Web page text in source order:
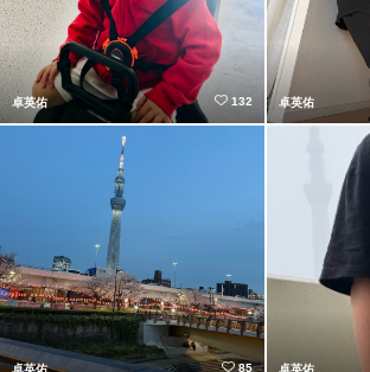
卓英佑 132 卓英佑
卓英佑 85 卓英佑